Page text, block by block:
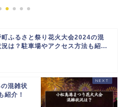
町ふるさと祭り花火大会2024の混
況は？駐車場やアクセス方法も紹...
混雑状
紹介！